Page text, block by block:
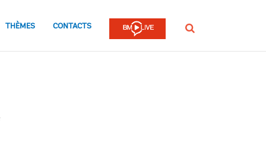
THÈMES CONTACTS Rechercher